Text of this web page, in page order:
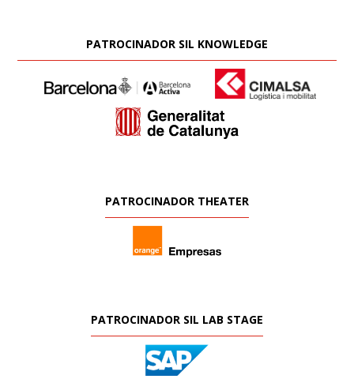
PATROCINADOR SIL KNOWLEDGE
PATROCINADOR THEATER
PATROCINADOR SIL LAB STAGE